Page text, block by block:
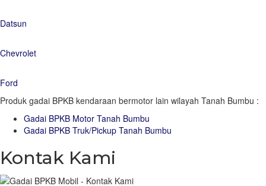
Datsun
Chevrolet
Ford
Produk gadai BPKB kendaraan bermotor lain wilayah Tanah Bumbu :
Gadai BPKB Motor Tanah Bumbu
Gadai BPKB Truk/Pickup Tanah Bumbu
Kontak Kami